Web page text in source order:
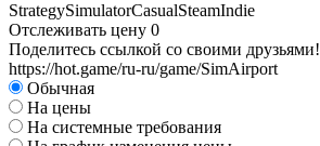
StrategySimulatorCasualSteamIndie
Отслеживать цену 0
Поделитесь ссылкой со своими друзьями!
https://hot.game/ru-ru/game/SimAirport
Обычная
На цены
На системные требования